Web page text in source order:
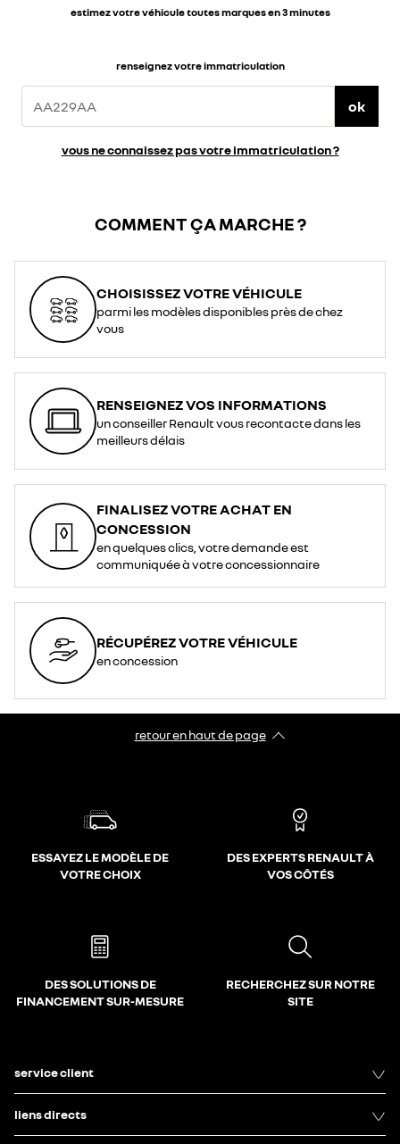
estimez votre véhicule toutes marques en 3 minutes
renseignez votre immatriculation
ok
vous ne connaissez pas votre immatriculation ?
COMMENT ÇA MARCHE ?
CHOISISSEZ VOTRE VÉHICULE
parmi les modèles disponibles près de chez
vous
RENSEIGNEZ VOS INFORMATIONS
un conseiller Renault vous recontacte dans les
meilleurs délais
FINALISEZ VOTRE ACHAT EN
CONCESSION
en quelques clics, votre demande est
communiquée à votre concessionnaire
RÉCUPÉREZ VOTRE VÉHICULE
en concession
retour en haut de page​
ESSAYEZ LE MODÈLE DE
VOTRE CHOIX
DES EXPERTS RENAULT À
VOS CÔTÉS
DES SOLUTIONS DE
FINANCEMENT SUR-MESURE
RECHERCHEZ SUR NOTRE
SITE
service client
liens directs